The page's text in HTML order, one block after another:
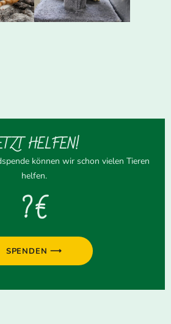
HELFEN!
können wir schon vielen Tieren
helfen.
? €
SPENDEN ⟶